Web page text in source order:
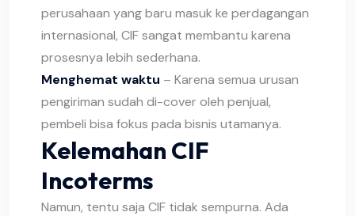
perusahaan yang baru masuk ke perdagangan
internasional, CIF sangat membantu karena
prosesnya lebih sederhana.
Menghemat waktu – Karena semua urusan
pengiriman sudah di-cover oleh penjual,
pembeli bisa fokus pada bisnis utamanya.
Kelemahan CIF
Incoterms
Namun, tentu saja CIF tidak sempurna. Ada